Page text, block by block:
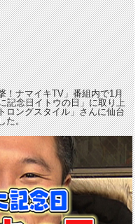
！ナマイキTV」番組内で1月
記念日イトウの日」に取り上
ロングスタイル」さんに仙台
た。